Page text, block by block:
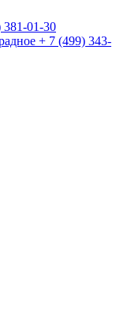
381-01-30
+ 7 (499) 343-